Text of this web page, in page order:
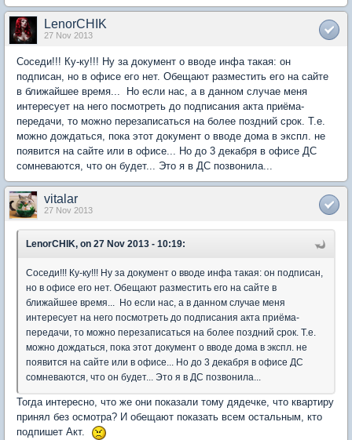
LenorCHIK
27 Nov 2013
Соседи!!! Ку-ку!!! Ну за документ о вводе инфа такая: он
подписан, но в офисе его нет. Обещают разместить его на сайте
в ближайшее время... Но если нас, а в данном случае меня
интересует на него посмотреть до подписания акта приёма-
передачи, то можно перезаписаться на более поздний срок. Т.е.
можно дождаться, пока этот документ о вводе дома в экспл. не
появится на сайте или в офисе... Но до 3 декабря в офисе ДС
сомневаются, что он будет... Это я в ДС позвонила...
vitalar
27 Nov 2013
LenorCHIK, on 27 Nov 2013 - 10:19:
Соседи!!! Ку-ку!!! Ну за документ о вводе инфа такая: он подписан,
но в офисе его нет. Обещают разместить его на сайте в
ближайшее время... Но если нас, а в данном случае меня
интересует на него посмотреть до подписания акта приёма-
передачи, то можно перезаписаться на более поздний срок. Т.е.
можно дождаться, пока этот документ о вводе дома в экспл. не
появится на сайте или в офисе... Но до 3 декабря в офисе ДС
сомневаются, что он будет... Это я в ДС позвонила...
Тогда интересно, что же они показали тому дядечке, что квартиру
принял без осмотра? И обещают показать всем остальным, кто
подпишет Акт.